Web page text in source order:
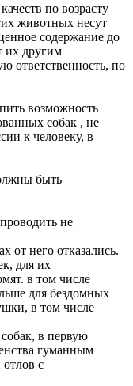
по возрасту
животных несут
содержание до
их другим
ответственность, по
возможность
собак , не
к человеку, в
быть
не
от него отказались.
для их
в том числе
для бездомных
в том числе
в первую
гуманным
с